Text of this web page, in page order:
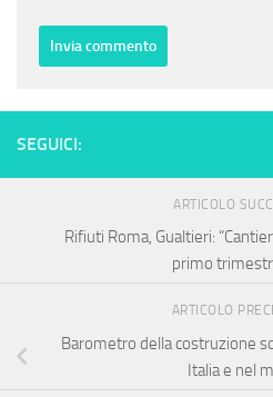
SEGUICI:
ARTICOLO
Rifiuti Roma, Gualtieri:
primo
ARTICOLO
Barometro della costruzione
Italia e nel